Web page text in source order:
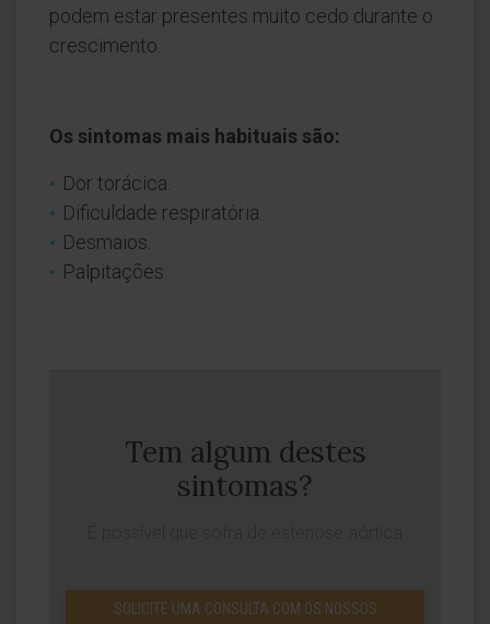
podem estar presentes muito cedo durante o
crescimento.
Os sintomas mais habituais são:
Dor torácica.
Dificuldade respiratória.
Desmaios.
Palpitações.
Tem algum destes
sintomas?
SOLICITE UMA CONSULTA COM OS NOSSOS